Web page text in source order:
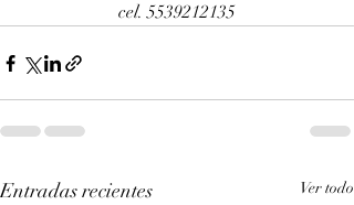
cel. 5539212135
Entradas recientes Ver todo